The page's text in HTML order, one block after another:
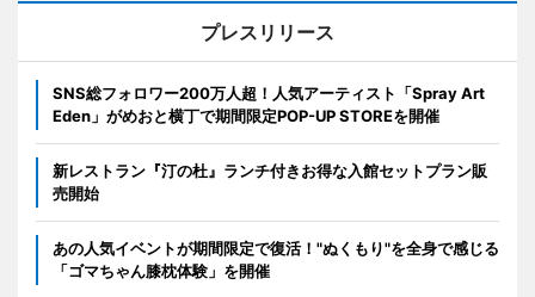
プレスリリース
SNS総フォロワー200万人超！人気アーティスト「Spray Art
Eden」がめおと横丁で期間限定POP-UP STOREを開催
新レストラン『汀の杜』ランチ付きお得な入館セットプラン販
売開始
あの人気イベントが期間限定で復活！"ぬくもり"を全身で感じる
「ゴマちゃん膝枕体験」を開催